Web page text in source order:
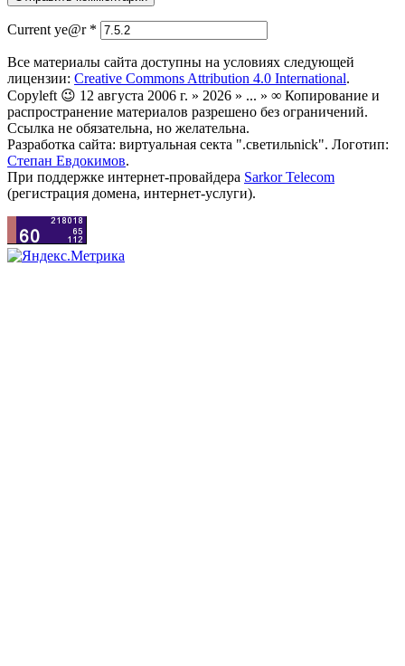
Current ye@r *
Все материалы сайта доступны на условиях следующей
лицензии: Creative Commons Attribution 4.0 International.
Copyleft 😉 12 августа 2006 г. » 2026 » ... » ∞ Копирование и
распространение материалов разрешено без ограничений.
Ссылка не обязательна, но желательна.
Разработка сайта: виртуальная секта ".светильnick". Логотип:
Степан Евдокимов.
При поддержке интернет-провайдера Sarkor Telecom
(регистрация домена, интернет-услуги).